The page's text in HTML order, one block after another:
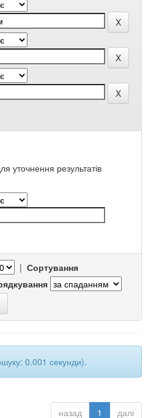
уточнення результатів
| Сортування
0.001 секунди).
назад 1 далі